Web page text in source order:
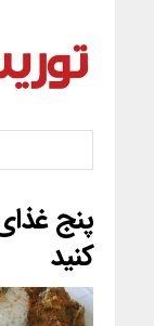
پنج
کنید